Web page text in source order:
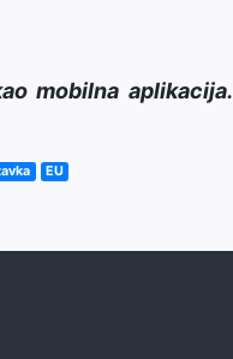
mobilna
EU